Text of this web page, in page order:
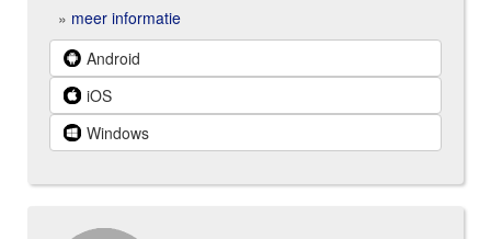
» meer informatie
Android
iOS
Windows